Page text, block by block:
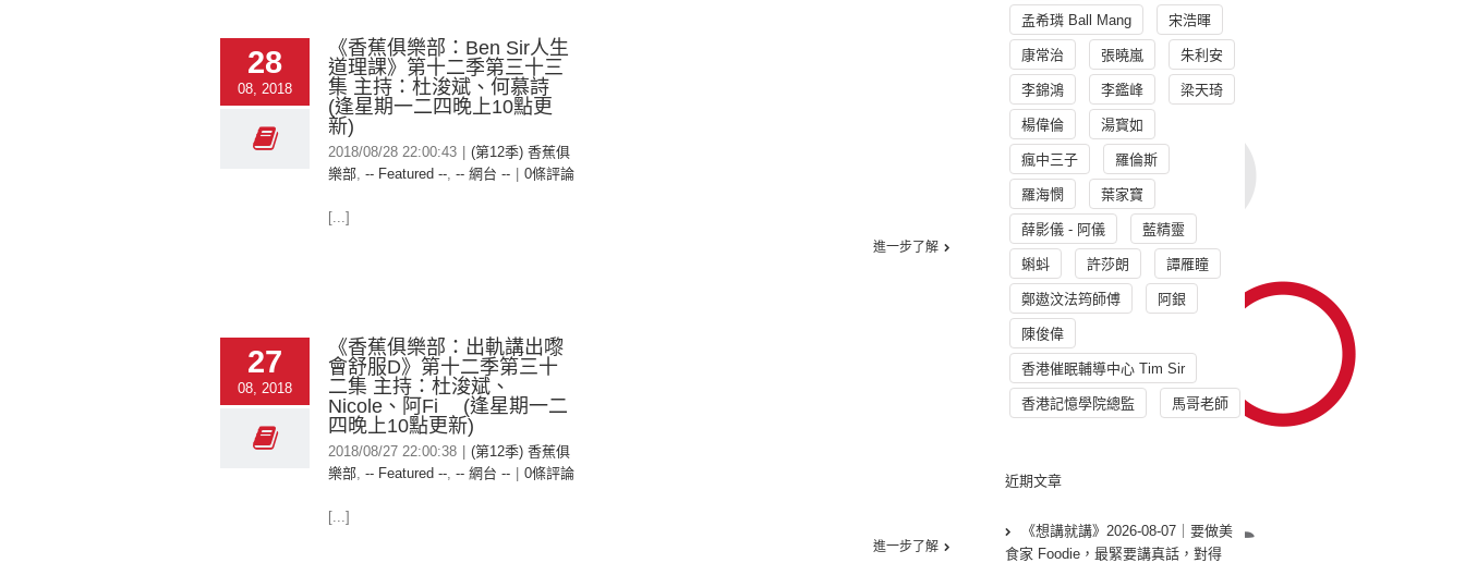
28
08, 2018
《香蕉俱樂部：Ben Sir人生
道理課》第十二季第三十三
集 主持：杜浚斌、何慕詩
(逢星期一二四晚上10點更
新)
2018/08/28 22:00:43
(第12季) 香蕉俱
樂部, -- Featured --, -- 網台 -- 0條評論
[...]
進一步了解
27
08, 2018
《香蕉俱樂部：出軌講出嚟
會舒服D》第十二季第三十
二集 主持：杜浚斌、
Nicole、阿Fi (逢星期一二
四晚上10點更新)
2018/08/27 22:00:38
(第12季) 香蕉俱
樂部, -- Featured --, -- 網台 -- 0條評論
[...]
進一步了解
孟希璘 Ball Mang 宋浩暉
康常治 張曉嵐 朱利安
李錦鴻 李鑑峰 梁天琦
楊偉倫 湯寳如
瘋中三子 羅倫斯
羅海憫 葉家寶
薛影儀 - 阿儀 藍精靈
蝌蚪 許莎朗 譚雁瞳
鄭遨汶法筠師傅 阿銀
陳俊偉
香港催眠輔導中心 Tim Sir
香港記憶學院總監 馬哥老師
近期文章
《想講就講》2026-08-07｜要做美
食家 Foodie，最緊要講真話，對得